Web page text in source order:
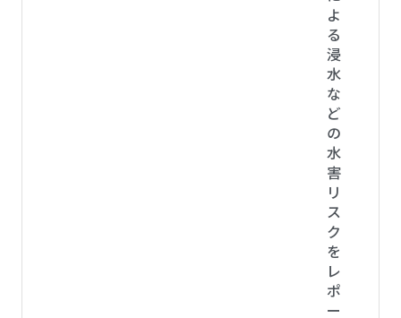
よ
る
浸
水
な
ど
の
水
害
リ
ス
ク
を
レ
ポ
ー